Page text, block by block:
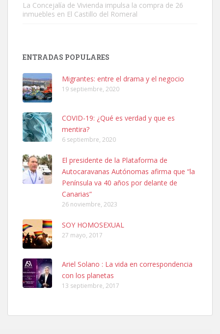
Leales.org » Gran Canaria
SHIBA PERDIDO AVDA JOSE MESA Y LOPEZ
PERRO MACHO RAZA SHIBA CON MICROCHIP PERDIDO HOY
06/07/2025 ZONA MESA Y LOPEZ. ES MUY ASUSTADIZO
Leales.org » Gran Canaria
6.7.2025
Ninfa perdida
El día 5 se los perdió una ninfa papillera, asustada tiene miedo a la
calle, se perdió por la zon...
La Concejalía de Vivienda impulsa la compra de 26
inmuebles en El Castillo del Romeral
ENTRADAS POPULARES
Migrantes: entre el drama y el negocio
19 septiembre, 2020
COVID-19: ¿Qué es verdad y que es
mentira?
6 septiembre, 2020
El presidente de la Plataforma de
Autocaravanas Autónomas afirma que “la
Península va 40 años por delante de
Canarias”
26 noviembre, 2023
SOY HOMOSEXUAL
27 mayo, 2017
Ariel Solano : La vida en correspondencia
con los planetas
13 septiembre, 2017